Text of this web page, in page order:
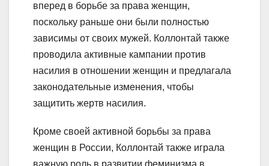
вперед в борьбе за права женщин,
поскольку раньше они были полностью
зависимы от своих мужей. Коллонтай также
проводила активные кампании против
насилия в отношении женщин и предлагала
законодательные изменения, чтобы
защитить жертв насилия.
Кроме своей активной борьбы за права
женщин в России, Коллонтай также играла